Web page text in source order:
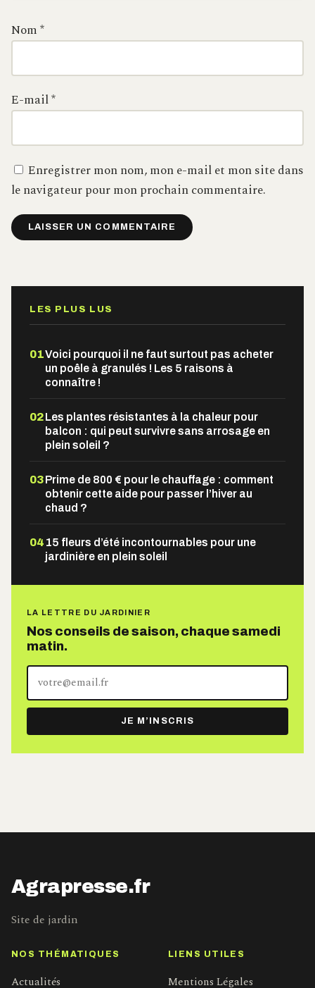
Nom*
E-mail*
Enregistrer mon nom, mon e-mail et mon site dans
le navigateur pour mon prochain commentaire.
LES PLUS LUS
01Voici pourquoi il ne faut surtout pas acheter
un poêle à granulés ! Les 5 raisons à
connaître !
02Les plantes résistantes à la chaleur pour
balcon : qui peut survivre sans arrosage en
plein soleil ?
03Prime de 800 € pour le chauffage : comment
obtenir cette aide pour passer l’hiver au
chaud ?
04 15 fleurs d’été incontournables pour une
jardinière en plein soleil
LA LETTRE DU JARDINIER
Nos conseils de saison, chaque samedi
matin.
Votre
adresse
e-
mail
JE M’INSCRIS
Agrapresse.fr
Site de jardin
NOS THÉMATIQUES
Actualités
LIENS UTILES
Mentions Légales